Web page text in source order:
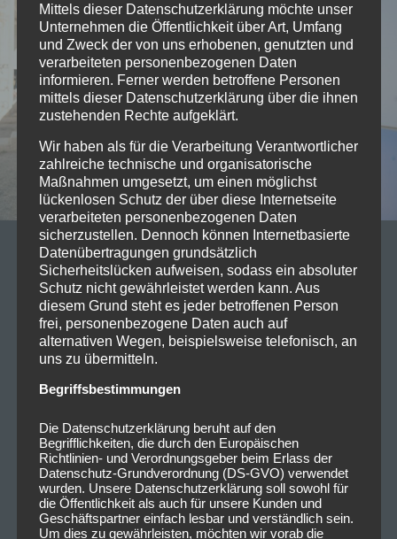
23/10/2023
Vorankündigung: 2023-11-17
Seiler und Speer @Zenith
München
unverwechselbaren Mix aus Pop, Rock und
traditioneller österreichischer Musik, stehen kurz vor
ihrer nächsten vielversprechenden Tour. Der
charismatische Sänger…Read more
CHRISTOPHER FOLLRICH
Mittels dieser Datenschutzerklärung möchte unser
Unternehmen die Öffentlichkeit über Art, Umfang
und Zweck der von uns erhobenen, genutzten und
verarbeiteten personenbezogenen Daten
informieren. Ferner werden betroffene Personen
mittels dieser Datenschutzerklärung über die ihnen
zustehenden Rechte aufgeklärt.
Wir haben als für die Verarbeitung Verantwortlicher
zahlreiche technische und organisatorische
Maßnahmen umgesetzt, um einen möglichst
lückenlosen Schutz der über diese Internetseite
verarbeiteten personenbezogenen Daten
sicherzustellen. Dennoch können Internetbasierte
Datenübertragungen grundsätzlich
Sicherheitslücken aufweisen, sodass ein absoluter
Schutz nicht gewährleistet werden kann. Aus
diesem Grund steht es jeder betroffenen Person
frei, personenbezogene Daten auch auf
alternativen Wegen, beispielsweise telefonisch, an
uns zu übermitteln.
Begriffsbestimmungen
Die Datenschutzerklärung beruht auf den
Begrifflichkeiten, die durch den Europäischen
Richtlinien- und Verordnungsgeber beim Erlass der
Datenschutz-Grundverordnung (DS-GVO) verwendet
wurden. Unsere Datenschutzerklärung soll sowohl für
die Öffentlichkeit als auch für unsere Kunden und
Geschäftspartner einfach lesbar und verständlich sein.
Um dies zu gewährleisten, möchten wir vorab die